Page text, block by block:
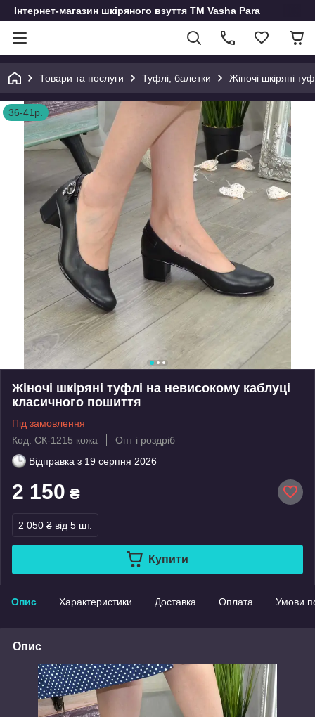
Інтернет-магазин шкіряного взуття ТМ Vasha Para
Товари та послуги Туфлі, балетки Жіночі шкіряні
36-41р.
Жіночі шкіряні туфлі на невисокому каблуці
класичного пошиття
Під замовлення
Код: СК-1215 кожа
Опт і роздріб
Відправка з 19 серпня 2026
2 150 ₴
2 050 ₴ від 5 шт.
Купити
Опис Характеристики Доставка Оплата Умови
Опис